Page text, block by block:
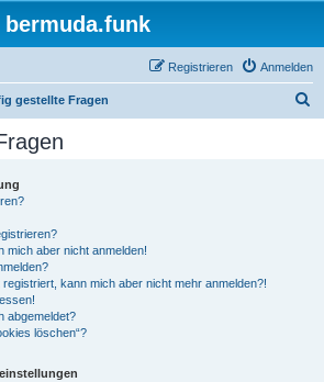
bermuda.funk
Anmelden
Registrieren
gestellte Fragen
mich aber nicht anmelden!
kann mich aber nicht mehr anmelden?!
abgemeldet?
löschen“?